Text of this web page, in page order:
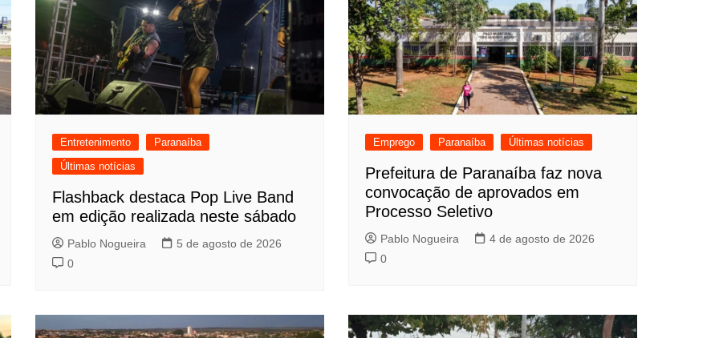
Entretenimento
Paranaíba
Últimas notícias
Flashback destaca Pop Live Band
em edição realizada neste sábado
Pablo Nogueira
5 de agosto de 2026
0
Emprego Paranaíba Últimas notícias
Prefeitura de Paranaíba faz nova
convocação de aprovados em
Processo Seletivo
Pablo Nogueira
4 de agosto de 2026
0